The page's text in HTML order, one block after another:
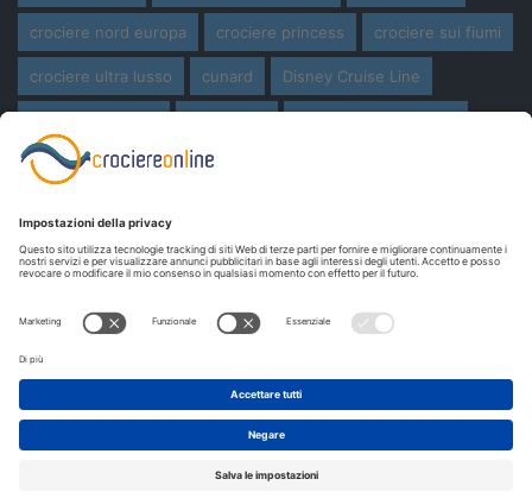
crociere nord europa crociere princess crociere sui fiumi
crociere ultra lusso cunard Disney Cruise Line
giro del mondo miami
oceania cruises Pasqua Pasqua in crociera
Silversea viaggio di nozze